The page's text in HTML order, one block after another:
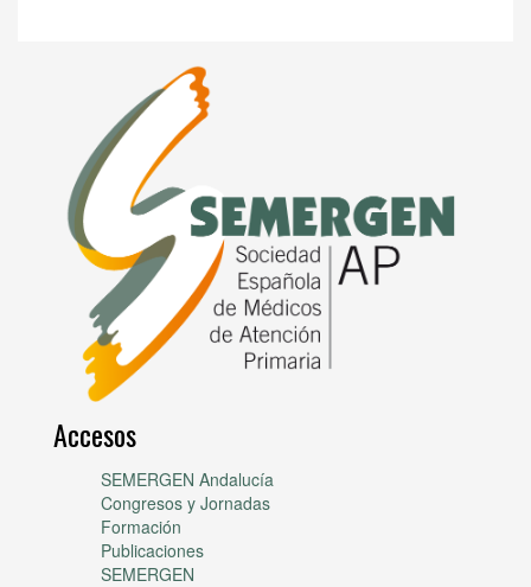
Accesos
SEMERGEN Andalucía
Congresos y Jornadas
Formación
Publicaciones
SEMERGEN